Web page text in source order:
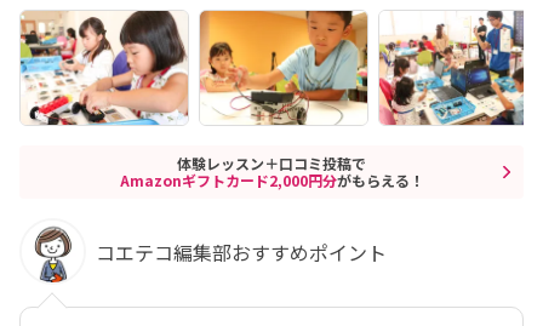
体験レッスン＋口コミ投稿で
Amazonギフトカード2,000円分がもらえる！
コエテコ編集部おすすめポイント